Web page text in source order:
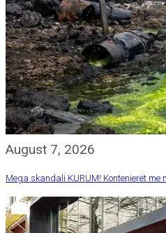
August 7, 2026
Mega skandali KURUM! Kontenierët me